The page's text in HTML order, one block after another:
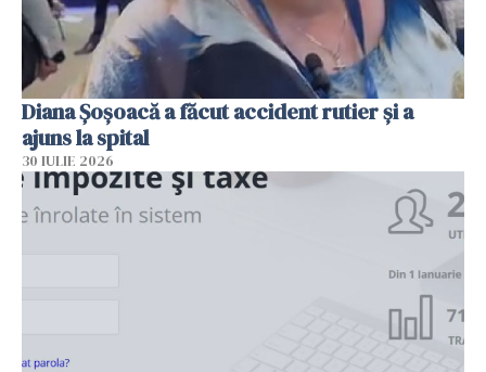
Diana Șoșoacă a făcut accident rutier și a
ajuns la spital
30 IULIE 2026